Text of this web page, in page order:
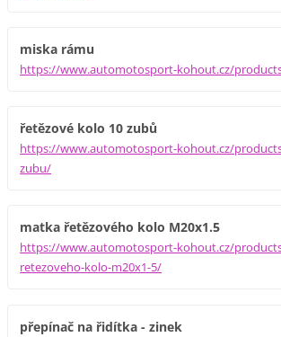
miska rámu
https://www.automotosport-kohout.cz/
řetězové kolo 10 zubů
https://www.automotosport-kohout.cz/
zubu/
matka řetězového kolo M20x1.5
https://www.automotosport-kohout.cz/
retezoveho-kolo-m20x1-5/
přepínač na řidítka - zinek